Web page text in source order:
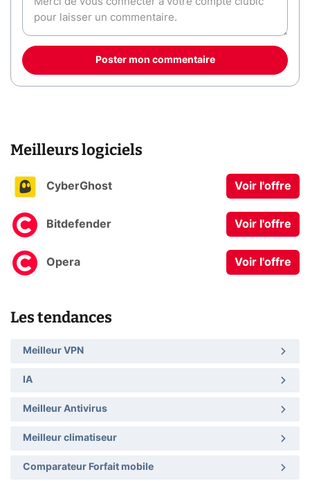
Poster mon commentaire
Meilleurs logiciels
CyberGhost Voir l'offre
Bitdefender Voir l'offre
Opera Voir l'offre
Les tendances
Meilleur VPN
IA
Meilleur Antivirus
Meilleur climatiseur
Comparateur Forfait mobile